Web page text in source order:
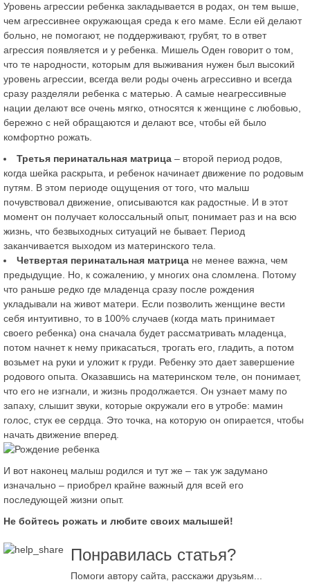
Уровень агрессии ребенка закладывается в родах, он тем выше,
чем агрессивнее окружающая среда к его маме. Если ей делают
больно, не помогают, не поддерживают, грубят, то в ответ
агрессия появляется и у ребенка. Мишель Оден говорит о том,
что те народности, которым для выживания нужен был высокий
уровень агрессии, всегда вели роды очень агрессивно и всегда
сразу разделяли ребенка с матерью. А самые неагрессивные
нации делают все очень мягко, относятся к женщине с любовью,
бережно с ней обращаются и делают все, чтобы ей было
комфортно рожать.
Третья перинатальная матрица – второй период родов,
когда шейка раскрыта, и ребенок начинает движение по родовым
путям. В этом периоде ощущения от того, что малыш
почувствовал движение, описываются как радостные. И в этот
момент он получает колоссальный опыт, понимает раз и на всю
жизнь, что безвыходных ситуаций не бывает. Период
заканчивается выходом из материнского тела.
Четвертая перинатальная матрица не менее важна, чем
предыдущие. Но, к сожалению, у многих она сломлена. Потому
что раньше редко где младенца сразу после рождения
укладывали на живот матери. Если позволить женщине вести
себя интуитивно, то в 100% случаев (когда мать принимает
своего ребенка) она сначала будет рассматривать младенца,
потом начнет к нему прикасаться, трогать его, гладить, а потом
возьмет на руки и уложит к груди. Ребенку это дает завершение
родового опыта. Оказавшись на материнском теле, он понимает,
что его не изгнали, и жизнь продолжается. Он узнает маму по
запаху, слышит звуки, которые окружали его в утробе: мамин
голос, стук ее сердца. Это точка, на которую он опирается, чтобы
начать движение вперед.
И вот наконец малыш родился и тут же – так уж задумано
изначально – приобрел крайне важный для всей его
последующей жизни опыт.
Не бойтесь рожать и любите своих малышей!
Понравилась статья?
Помоги автору сайта, расскажи друзьям...